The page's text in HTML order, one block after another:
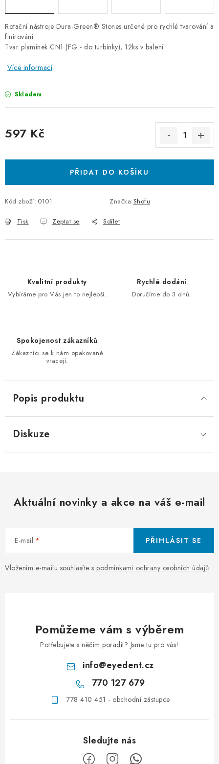
Rotační nástroje Dura-Green® Stones určené pro rychlé tvarování a
finírování.
Tvar plamínek CN1 (FG - do turbínky), 12ks v balení
Více informací
Skladem
597 Kč
PŘIDAT DO KOŠÍKU
Kód zboží: 0101 Značka:Shofu
Tisk Zeptat se Sdílet
Kvalitní produkty
Vybíráme pro Vás jen to nejlepší.
Rychlé dodání
Doručíme do 3 dnů.
Spokojenost zákazníků
Zákazníci se k nám opakovaně
vracejí.
Popis produktu
Diskuze
Aktuální novinky a akce na váš e-mail
E-mail
Vložením e-mailu souhlasíte s podmínkami ochrany osobních údajů
PŘIHLÁSIT SE
Pomůžeme vám s výběrem
Potřebujete s něčím poradit? Jsme tu pro vás!
info@eyedent.cz
770 127 679
778 410 451 - obchodní zástupce